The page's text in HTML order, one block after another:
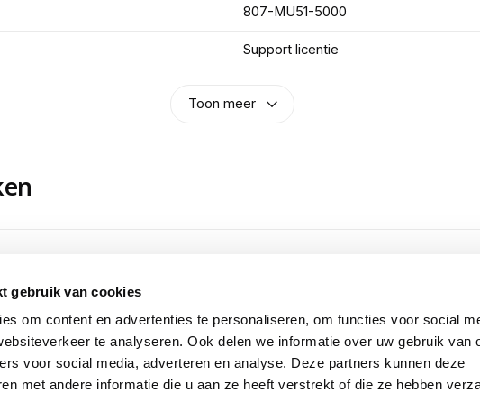
gebruik van cookies
om content en advertenties te personaliseren, om functies voor social
te analyseren. Ook delen we informatie over uw gebruik van
voor social media, adverteren en analyse. Deze partners kunnen deze
met andere informatie die u aan ze heeft verstrekt of die ze hebben
807-MU51-5000
Support licentie
Toon meer